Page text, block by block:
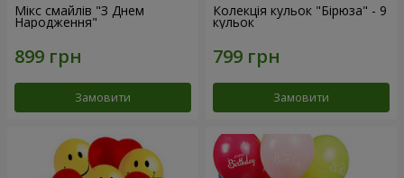
Мікс смайлів "З Днем
Народження"
Замовити
Колекція кульок "Бірюза" - 9
кульок
Замовити